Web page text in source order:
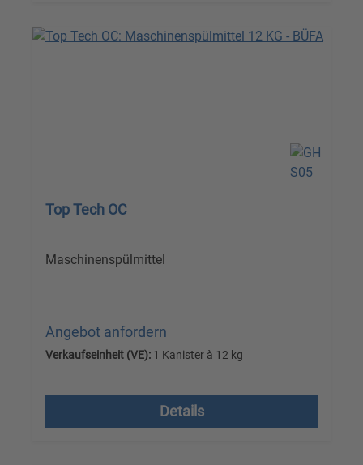
Top Tech OC
Maschinenspülmittel
Angebot anfordern
Verkaufseinheit (VE): 1 Kanister à 12 kg
Details